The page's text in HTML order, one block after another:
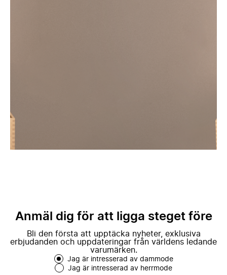
Anmäl dig för att ligga steget före
Bli den första att upptäcka nyheter, exklusiva
erbjudanden och uppdateringar från världens ledande
varumärken.
Jag är intresserad av dammode
Jag är intresserad av herrmode